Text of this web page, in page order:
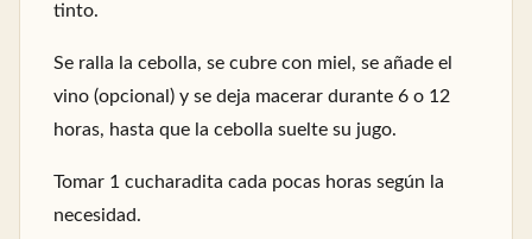
tinto.
Se ralla la cebolla, se cubre con miel, se añade el
vino (opcional) y se deja macerar durante 6 o 12
horas, hasta que la cebolla suelte su jugo.
Tomar 1 cucharadita cada pocas horas según la
necesidad.